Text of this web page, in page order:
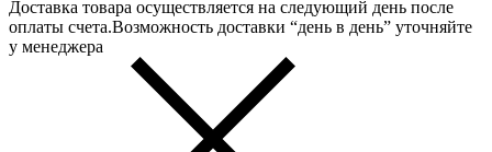
Доставка товара осуществляется на следующий день после
оплаты счета.Возможность доставки “день в день” уточняйте
у менеджера